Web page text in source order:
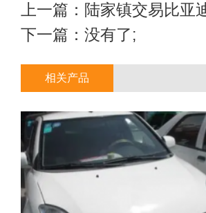
上一篇： 陆家镇交易比亚
下一篇：没有了;
相关产品